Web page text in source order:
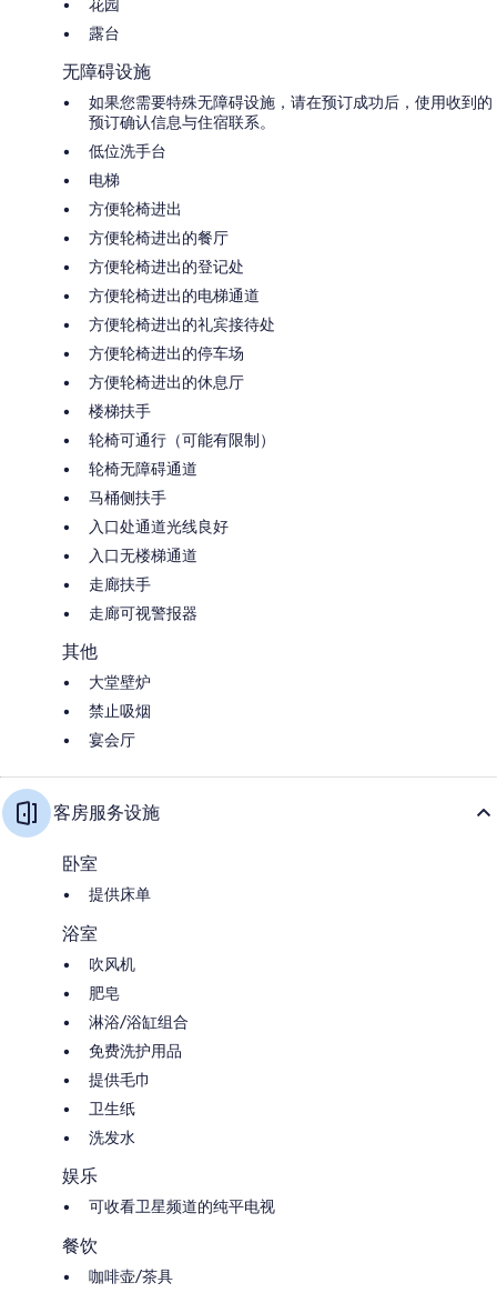
花园
露台
无障碍设施
如果您需要特殊无障碍设施，请在预订成功后，使用收到的
预订确认信息与住宿联系。
低位洗手台
电梯
方便轮椅进出
方便轮椅进出的餐厅
方便轮椅进出的登记处
方便轮椅进出的电梯通道
方便轮椅进出的礼宾接待处
方便轮椅进出的停车场
方便轮椅进出的休息厅
楼梯扶手
轮椅可通行（可能有限制）
轮椅无障碍通道
马桶侧扶手
入口处通道光线良好
入口无楼梯通道
走廊扶手
走廊可视警报器
其他
大堂壁炉
禁止吸烟
宴会厅
客房服务设施
卧室
提供床单
浴室
吹风机
肥皂
淋浴/浴缸组合
免费洗护用品
提供毛巾
卫生纸
洗发水
娱乐
可收看卫星频道的纯平电视
餐饮
咖啡壶/茶具